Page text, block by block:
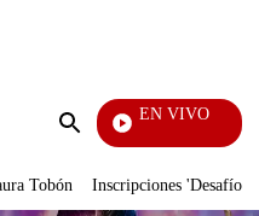
Enviar
EN VIVO
Yo
Tobón Inscripciones 'Desafío'